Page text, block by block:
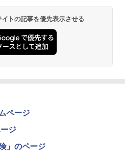
トゥーン レイダース -Switch2
クトコード 封入
品】Xbox ワイヤレス コントロー
正品】Xbox 充電式バッテリー + US
ーブル
「鬼滅の刃」無限城編 第一章 猗
再来 通常版 [DVD]
方背収納ケース付きコレクション)
ナル特典:オリジナル巾着＋メー
典:【坤と離】二振りの剣、十翼よ
たる！スタジオ描き下ろしイラスト
付) [Blu-ray]
トの記事を優先表示させる
ページ
ジ
」のページ